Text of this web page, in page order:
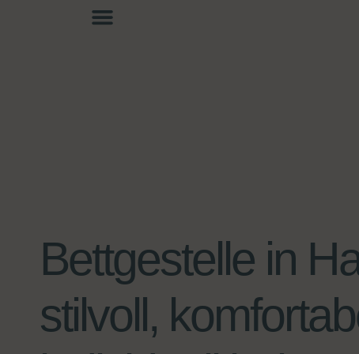
Bettgestelle in
stilvoll,